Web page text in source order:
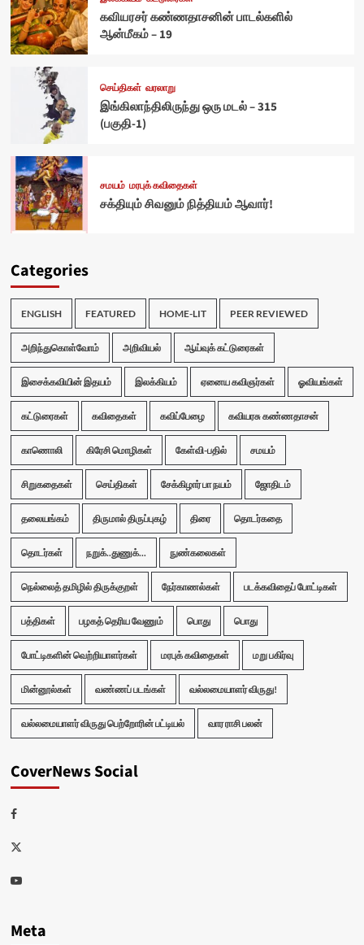
கவியரசர் கண்ணதாசனின் பாடல்களில்
ஆன்மீகம் – 19
செய்திகள் வரலாறு
இங்கிலாந்திலிருந்து ஒரு மடல் – 315
(பகுதி-1)
சமயம் மரபுக் கவிதைகள்
சக்தியும் சிவனும் நித்தியம் ஆவார்!
Categories
ENGLISH FEATURED HOME-LIT PEER REVIEWED
அறிந்துகொள்வோம் அறிவியல் ஆய்வுக் கட்டுரைகள்
இசைக்கவியின் இதயம் இலக்கியம் ஏனைய கவிஞர்கள் ஓவியங்கள்
கட்டுரைகள் கவிதைகள் கவிப்பேழை கவியரசு கண்ணதாசன்
காணொலி கிரேசி மொழிகள் கேள்வி-பதில் சமயம்
சிறுகதைகள் செய்திகள் சேக்கிழார் பா நயம் ஜோதிடம்
தலையங்கம் திருமால் திருப்புகழ் திரை தொடர்கதை
தொடர்கள் நறுக்..துணுக்... நுண்கலைகள்
நெல்லைத் தமிழில் திருக்குறள் நேர்காணல்கள் படக்கவிதைப் போட்டிகள்
பத்திகள் பழகத் தெரிய வேணும் பொது பொது
போட்டிகளின் வெற்றியாளர்கள் மரபுக் கவிதைகள் மறு பகிர்வு
மின்னூல்கள் வண்ணப் படங்கள் வல்லமையாளர் விருது!
வல்லமையாளர் விருது பெற்றோரின் பட்டியல் வார ராசி பலன்
CoverNews Social
Facebook
Twitter
Youtube
Meta